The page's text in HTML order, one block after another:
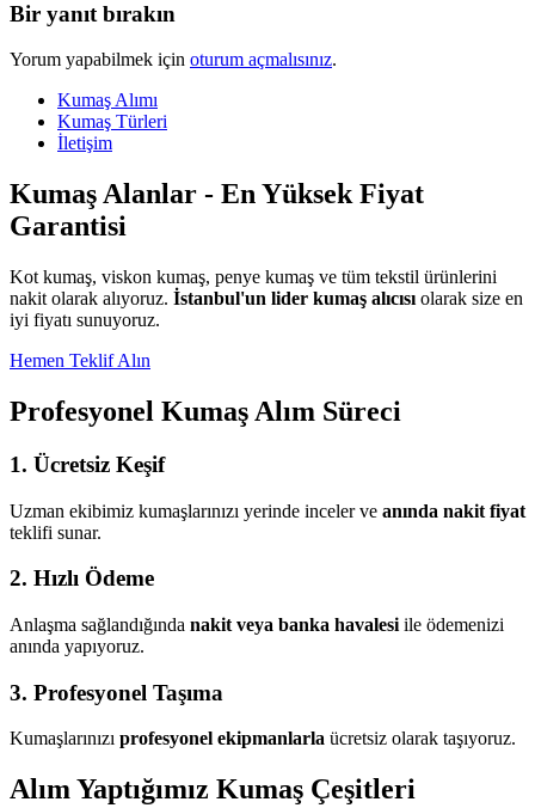
Bir yanıt bırakın
Yorum yapabilmek için oturum açmalısınız.
Kumaş Alımı
Kumaş Türleri
İletişim
Kumaş Alanlar - En Yüksek Fiyat
Garantisi
Kot kumaş, viskon kumaş, penye kumaş ve tüm tekstil ürünlerini
nakit olarak alıyoruz. İstanbul'un lider kumaş alıcısı olarak size en
iyi fiyatı sunuyoruz.
Hemen Teklif Alın
Profesyonel Kumaş Alım Süreci
1. Ücretsiz Keşif
Uzman ekibimiz kumaşlarınızı yerinde inceler ve anında nakit fiyat
teklifi sunar.
2. Hızlı Ödeme
Anlaşma sağlandığında nakit veya banka havalesi ile ödemenizi
anında yapıyoruz.
3. Profesyonel Taşıma
Kumaşlarınızı profesyonel ekipmanlarla ücretsiz olarak taşıyoruz.
Alım Yaptığımız Kumaş Çeşitleri